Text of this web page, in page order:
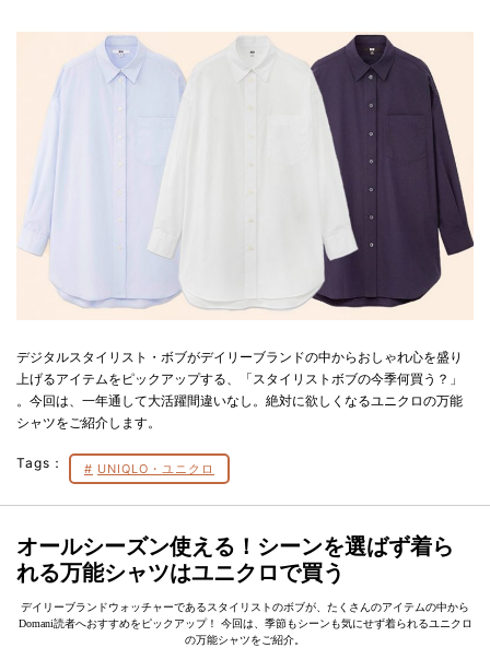
デジタルスタイリスト・ボブがデイリーブランドの中からおしゃれ心を盛り
上げるアイテムをピックアップする、「スタイリストボブの今季何買う？」
。今回は、一年通して大活躍間違いなし。絶対に欲しくなるユニクロの万能
シャツをご紹介します。
Tags： UNIQLO・ユニクロ
オールシーズン使える！シーンを選ばず着ら
れる万能シャツはユニクロで買う
デイリーブランドウォッチャーであるスタイリストのボブが、たくさんのアイテムの中から
Domani読者へおすすめをピックアップ！ 今回は、季節もシーンも気にせず着られるユニクロ
の万能シャツをご紹介。